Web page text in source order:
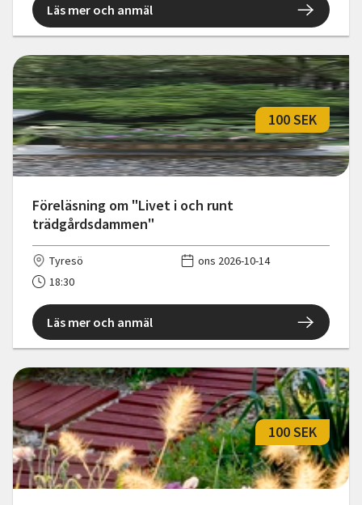
Läs mer och anmäl
Föreläsning om "Livet i och runt
trädgårdsdammen"
100 SEK
Tyresö
ons 2026-10-14
18:30
Läs mer och anmäl
100 SEK